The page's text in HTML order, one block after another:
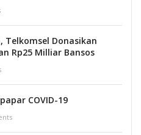
Telkomsel Donasikan
Rp25 Milliar Bansos
COVID-19